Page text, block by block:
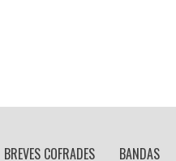
BREVES COFRADES BANDAS